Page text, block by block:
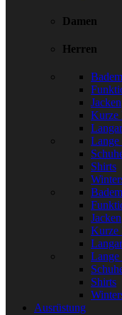
Damen
Herren
Jacken
Kurze
Lange
Shirts
Jacken
Kurze
Lange
Shirts
Ausrüstung